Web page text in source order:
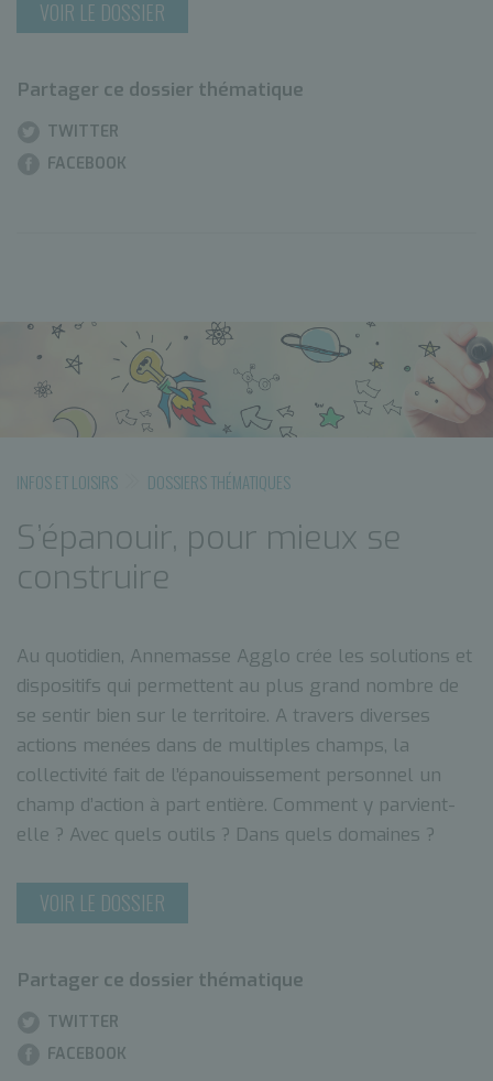
VOIR LE DOSSIER
Partager ce dossier thématique
TWITTER
FACEBOOK
INFOS ET LOISIRS DOSSIERS THÉMATIQUES
S’épanouir, pour mieux se
construire
Au quotidien, Annemasse Agglo crée les solutions et
dispositifs qui permettent au plus grand nombre de
se sentir bien sur le territoire. A travers diverses
actions menées dans de multiples champs, la
collectivité fait de l’épanouissement personnel un
champ d’action à part entière. Comment y parvient-
elle ? Avec quels outils ? Dans quels domaines ?
VOIR LE DOSSIER
Partager ce dossier thématique
TWITTER
FACEBOOK